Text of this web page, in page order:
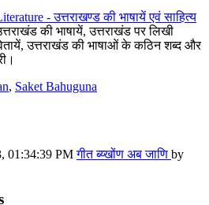
- उत्तराखण्ड की भाषायें एवं साहित्य
की भाषायें, उत्तराखंड पर लिखी
उत्तराखंड की भाषाओं के कठिन शब्द और
, Saket Bahuguna
01:34:39 PMगीत ब्य्खोंण अब जाणि by